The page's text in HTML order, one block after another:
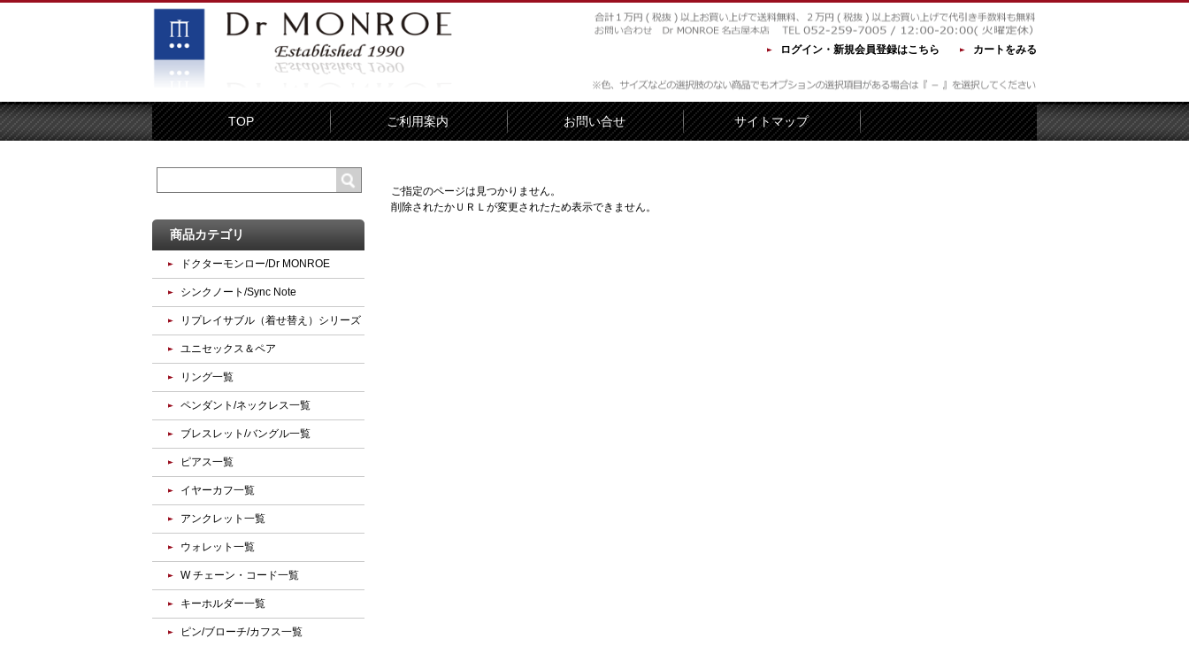
ログイン・新規会員登録はこちら カートをみる
TOP ご利用案内 お問い合せ サイトマップ
ご指定のページは見つかりません。
削除されたかＵＲＬが変更されたため表示できません。
商品カテゴリ
ドクターモンロー/Dr MONROE
シンクノート/Sync Note
リプレイサブル（着せ替え）シリーズ
ユニセックス＆ペア
リング一覧
ペンダント/ネックレス一覧
ブレスレット/バングル一覧
ピアス一覧
イヤーカフ一覧
アンクレット一覧
ウォレット一覧
W チェーン・コード一覧
キーホルダー一覧
ピン/ブローチ/カフス一覧